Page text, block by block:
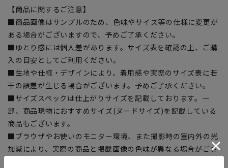
【商品に関するご注意】
■商品画像はサンプルのため、色味やサイズ等の仕様に変更が
ある場合がございますので、予めご了承ください。
■ゆとり感には個人差があります。サイズ表を確認の上、ご購
入の目安としてご利用ください。
■生地や仕様・デザインにより、着用感や実際のサイズ表に若
干の誤差が生じる場合がございます。予めご了承ください。
■サイズスペックは仕上がりサイズを記載しております。一
部、商品現物におすすめサイズ(ヌードサイズ)を記載している
商品もございます。
■ブラウザやお使いのモニター環境、また撮影時の室内外の光
加減により、実際の商品と掲載画像の色味が異なる場合がござ